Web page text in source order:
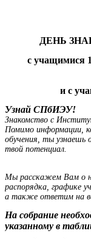
ДЕНЬ
с учащимися
и с
Узнай СПбИЭУ!
Знакомство с
Помимо информации,
обучения, ты узнаешь
твой потенциал.
Мы расскажем Вам о
распорядка, графике
а также ответим на
На собрание
указанному в